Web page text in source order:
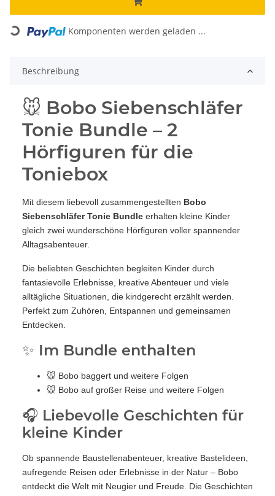
Loading... Komponenten werden geladen ...
Beschreibung
🐭 Bobo Siebenschläfer
Tonie Bundle – 2
Hörfiguren für die
Toniebox
Mit diesem liebevoll zusammengestellten Bobo
Siebenschläfer Tonie Bundle erhalten kleine Kinder
gleich zwei wunderschöne Hörfiguren voller spannender
Alltagsabenteuer.
Die beliebten Geschichten begleiten Kinder durch
fantasievolle Erlebnisse, kreative Abenteuer und viele
alltägliche Situationen, die kindgerecht erzählt werden.
Perfekt zum Zuhören, Entspannen und gemeinsamen
Entdecken.
✨ Im Bundle enthalten
🐭 Bobo baggert und weitere Folgen
🐭 Bobo auf großer Reise und weitere Folgen
🎧 Liebevolle Geschichten für
kleine Kinder
Ob spannende Baustellenabenteuer, kreative Bastelideen,
aufregende Reisen oder Erlebnisse in der Natur – Bobo
entdeckt die Welt mit Neugier und Freude. Die Geschichten